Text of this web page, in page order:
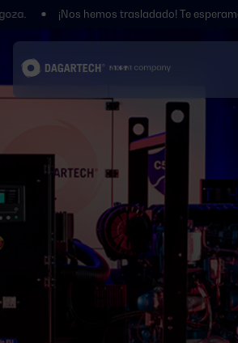
¡Nos hemos trasladado! Te esperamos en